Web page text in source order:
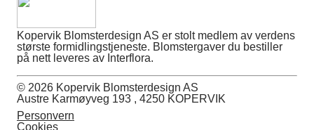
Kopervik Blomsterdesign AS er stolt medlem av verdens
største formidlingstjeneste. Blomstergaver du bestiller
på nett leveres av Interflora.
© 2026 Kopervik Blomsterdesign AS
Austre Karmøyveg 193 , 4250 KOPERVIK
Personvern
Cookies